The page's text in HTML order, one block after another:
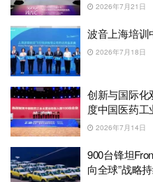
2026年7月21日
波音上海培训
2026年7月18日
创新与国际化
度中国医药
2026年7月14日
900台锋坦
向全球”战略